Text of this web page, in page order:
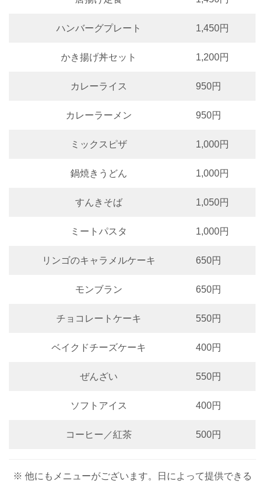
ハンバーグプレート 1,450円
かき揚げ丼セット 1,200円
カレーライス 950円
カレーラーメン 950円
ミックスピザ 1,000円
鍋焼きうどん 1,000円
すんきそば 1,050円
ミートパスタ 1,000円
リンゴのキャラメルケーキ 650円
モンブラン 650円
チョコレートケーキ 550円
ベイクドチーズケーキ 400円
ぜんざい 550円
ソフトアイス 400円
コーヒー／紅茶 500円
※ 他にもメニューがございます。日によって提供できる